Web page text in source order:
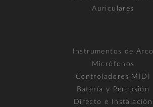
Auriculares
Instrumentos de Arco
Micrófonos
Controladores MIDI
Batería y Percusión
Directo e Instalación